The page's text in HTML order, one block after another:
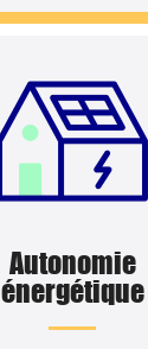
Autonomie
énergétique